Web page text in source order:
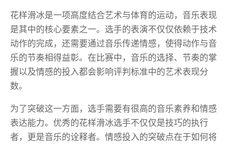
花样滑冰是一项高度结合艺术与体育的运动，音乐表现
是其中的核心要素之一。选手的表演不仅仅依赖于技术
动作的完成，还需要通过音乐传递情感，使得动作与音
乐的节奏相得益彰。在比赛中，音乐的选择、节奏的掌
握以及情感的投入都会影响评判标准中的艺术表现分
数。
为了突破这一方面，选手需要有很高的音乐素养和情感
表达能力。优秀的花样滑冰选手不仅仅是技巧的执行
者，更是音乐的诠释者。情感投入的突破点在于如何将